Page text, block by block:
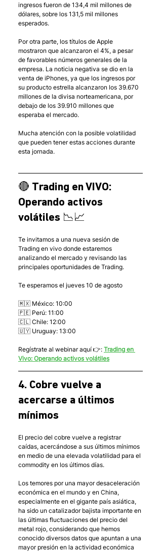
ingresos fueron de 134,4 mil millones de
dólares, sobre los 131,5 mil millones
esperados.
Por otra parte, los títulos de Apple
mostraron que alcanzaron el 4%, a pesar
de favorables números generales de la
empresa. La noticia negativa se dio en la
venta de iPhones, ya que los ingresos por
su producto estrella alcanzaron los 39.670
millones de la divisa norteamericana, por
debajo de los 39.910 millones que
esperaba el mercado.
Mucha atención con la posible volatilidad
que pueden tener estas acciones durante
esta jornada.
🔴 Trading en VIVO:
Operando activos
volátiles 📉📈
Te invitamos a una nueva sesión de
Trading en vivo donde estaremos
analizando el mercado y revisando las
principales oportunidades de Trading.
Te esperamos el jueves 10 de agosto
🇲🇽 México: 10:00
🇵🇪 Perú: 11:00
🇨🇱 Chile: 12:00
🇺🇾 Uruguay: 13:00
Regístrate al webinar aquí 👉: Trading en
Vivo: Operando activos volátiles
4. Cobre vuelve a
acercarse a últimos
mínimos
El precio del cobre vuelve a registrar
caídas, acercándose a sus últimos mínimos
en medio de una elevada volatilidad para el
commodity en los últimos días.
Los temores por una mayor desaceleración
económica en el mundo y en China,
especialmente en el gigante país asiática,
ha sido un catalizador bajista importante en
las últimas fluctuaciones del precio del
metal rojo, considerando que hemos
conocido diversos datos que apuntan a una
mayor presión en la actividad económica